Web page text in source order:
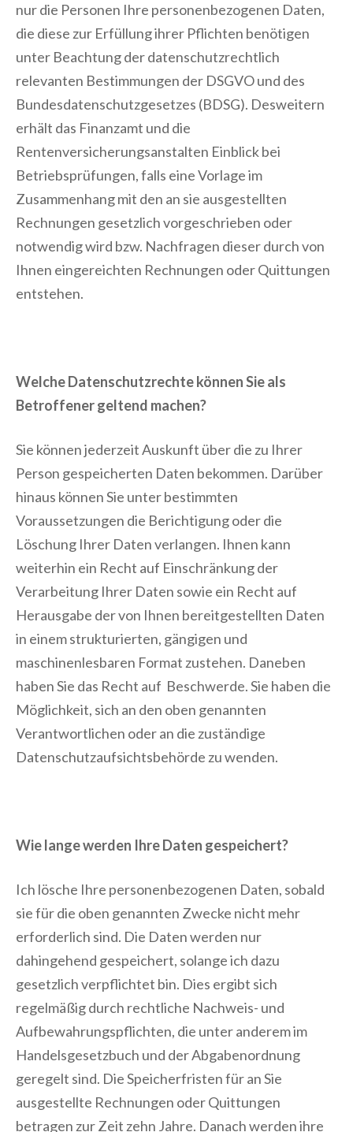
nur die Personen Ihre personenbezogenen Daten,
die diese zur Erfüllung ihrer Pflichten benötigen
unter Beachtung der datenschutzrechtlich
relevanten Bestimmungen der DSGVO und des
Bundesdatenschutzgesetzes (BDSG). Desweitern
erhält das Finanzamt und die
Rentenversicherungsanstalten Einblick bei
Betriebsprüfungen, falls eine Vorlage im
Zusammenhang mit den an sie ausgestellten
Rechnungen gesetzlich vorgeschrieben oder
notwendig wird bzw. Nachfragen dieser durch von
Ihnen eingereichten Rechnungen oder Quittungen
entstehen.
Welche Datenschutzrechte können Sie als
Betroffener geltend machen?
Sie können jederzeit Auskunft über die zu Ihrer
Person gespeicherten Daten bekommen. Darüber
hinaus können Sie unter bestimmten
Voraussetzungen die Berichtigung oder die
Löschung Ihrer Daten verlangen. Ihnen kann
weiterhin ein Recht auf Einschränkung der
Verarbeitung Ihrer Daten sowie ein Recht auf
Herausgabe der von Ihnen bereitgestellten Daten
in einem strukturierten, gängigen und
maschinenlesbaren Format zustehen. Daneben
haben Sie das Recht auf Beschwerde. Sie haben die
Möglichkeit, sich an den oben genannten
Verantwortlichen oder an die zuständige
Datenschutzaufsichtsbehörde zu wenden.
Wie lange werden Ihre Daten gespeichert?
Ich lösche Ihre personenbezogenen Daten, sobald
sie für die oben genannten Zwecke nicht mehr
erforderlich sind. Die Daten werden nur
dahingehend gespeichert, solange ich dazu
gesetzlich verpflichtet bin. Dies ergibt sich
regelmäßig durch rechtliche Nachweis- und
Aufbewahrungspflichten, die unter anderem im
Handelsgesetzbuch und der Abgabenordnung
geregelt sind. Die Speicherfristen für an Sie
ausgestellte Rechnungen oder Quittungen
betragen zur Zeit zehn Jahre. Danach werden ihre